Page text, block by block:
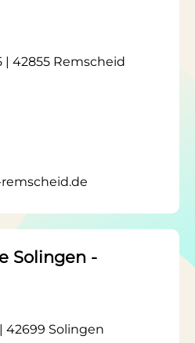
| 42855 Remscheid
Solingen -
42699 Solingen